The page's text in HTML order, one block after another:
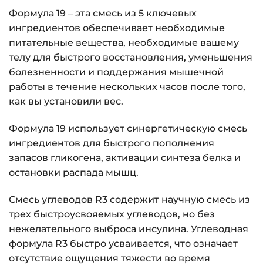
Формула 19 – эта смесь из 5 ключевых
ингредиентов обеспечивает необходимые
питательные вещества, необходимые вашему
телу для быстрого восстановления, уменьшения
болезненности и поддержания мышечной
работы в течение нескольких часов после того,
как вы установили вес.
Формула 19 использует синергетическую смесь
ингредиентов для быстрого пополнения
запасов гликогена, активации синтеза белка и
остановки распада мышц.
Смесь углеводов R3 содержит научную смесь из
трех быстроусвояемых углеводов, но без
нежелательного выброса инсулина. Углеводная
формула R3 быстро усваивается, что означает
отсутствие ощущения тяжести во время